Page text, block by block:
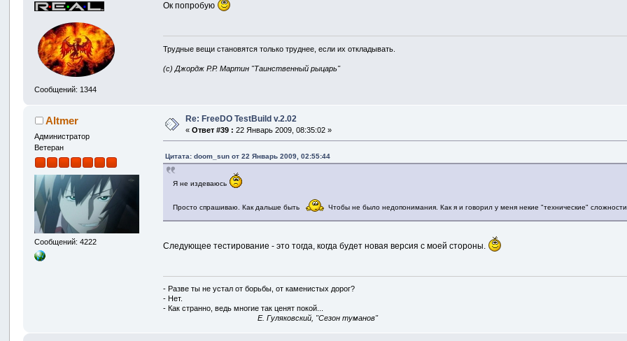
Сообщений: 1344
Ок попробую
Трудные вещи становятся только труднее, если их откладывать.
(с) Джордж Р.Р. Мартин "Таинственный рыцарь"
Altmer
Администратор
Ветеран
Сообщений: 4222
Re: FreeDO TestBuild v.2.02
«Ответ #39 : 22 Январь 2009, 08:35:02 »
Цитата: doom_sun от 22 Январь 2009, 02:55:44
Я не издеваюсь
Просто спрашиваю. Как дальше быть Чтобы не было недопонимания. Как я и говорил у меня некие "технические"
Следующее тестирование - это тогда, когда будет новая версия с моей стороны.
- Разве ты не устал от борьбы, от каменистых дорог?
- Нет.
- Как странно, ведь многие так ценят покой...
E. Гуляковский, "Сезон туманов"